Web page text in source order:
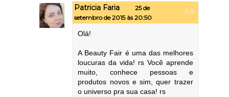
Patricia Faria
25 de
setembro de 2015 às 20:50
Olá!
A Beauty Fair é uma das melhores
loucuras da vida! rs Você aprende
muito, conhece pessoas e
produtos novos e sim, quer trazer
o universo pra sua casa! rs